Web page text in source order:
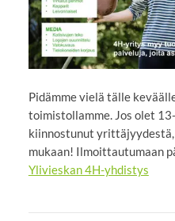
Pidämme vielä tälle
toimistollamme. Jos olet
kiinnostunut
mukaan! Ilmoittautumaan
Ylivieskan 4H-yhdistys